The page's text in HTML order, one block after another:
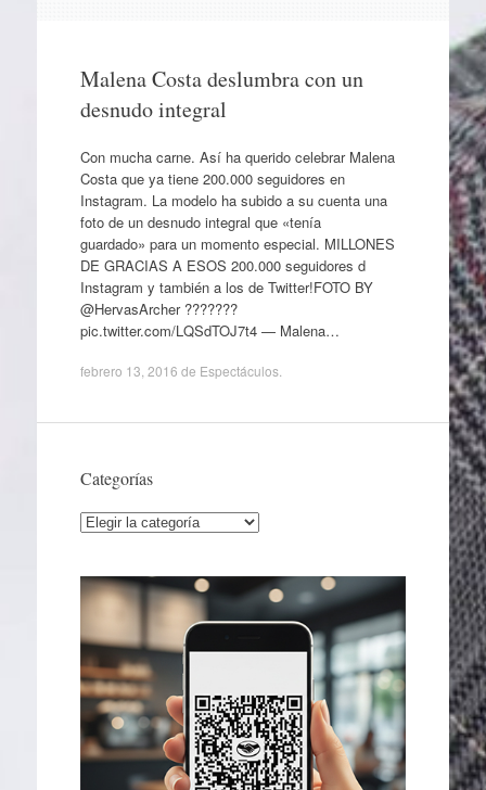
Malena Costa deslumbra con un
desnudo integral
Con mucha carne. Así ha querido celebrar Malena
Costa que ya tiene 200.000 seguidores en
Instagram. La modelo ha subido a su cuenta una
foto de un desnudo integral que «tenía
guardado» para un momento especial. MILLONES
DE GRACIAS A ESOS 200.000 seguidores d
Instagram y también a los de Twitter!FOTO BY
@HervasArcher ???????
pic.twitter.com/LQSdTOJ7t4 — Malena…
febrero 13, 2016 de Espectáculos.
Categorías
Categorías